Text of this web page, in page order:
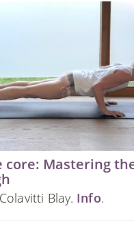
core: Mastering
Blay. Info.